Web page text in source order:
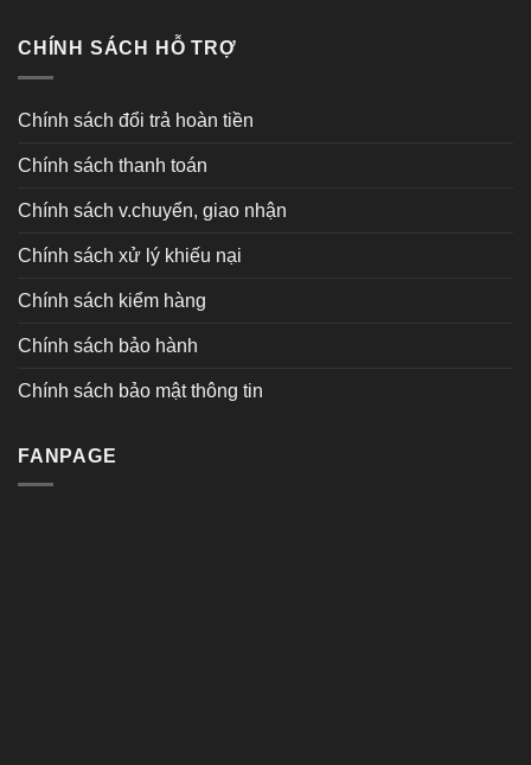
CHÍNH SÁCH HỖ TRỢ
Chính sách đổi trả hoàn tiền
Chính sách thanh toán
Chính sách v.chuyển, giao nhận
Chính sách xử lý khiếu nại
Chính sách kiểm hàng
Chính sách bảo hành
Chính sách bảo mật thông tin
FANPAGE